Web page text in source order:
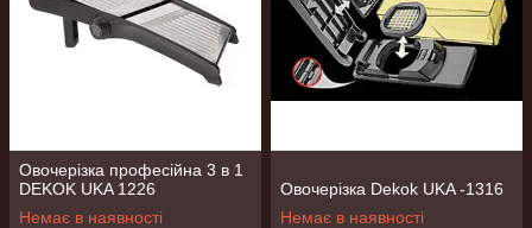
Овочерізка професійна 3 в 1
DEKOK UKA 1226
Немає в наявності
Овочерізка Dekok UKA -1316
Немає в наявності